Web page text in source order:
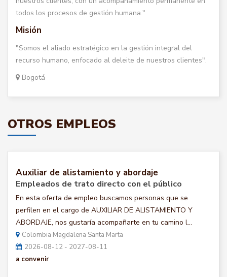
todos los procesos de gestión humana."
Misión
"Somos el aliado estratégico en la gestión integral del
recurso humano, enfocado al deleite de nuestros clientes".
Bogotá
OTROS EMPLEOS
Auxiliar de alistamiento y abordaje
Empleados de trato directo con el público
En esta oferta de empleo buscamos personas que se
perfilen en el cargo de AUXILIAR DE ALISTAMIENTO Y
ABORDAJE, nos gustaría acompañarte en tu camino l...
Colombia Magdalena Santa Marta
2026-08-12 - 2027-08-11
a convenir